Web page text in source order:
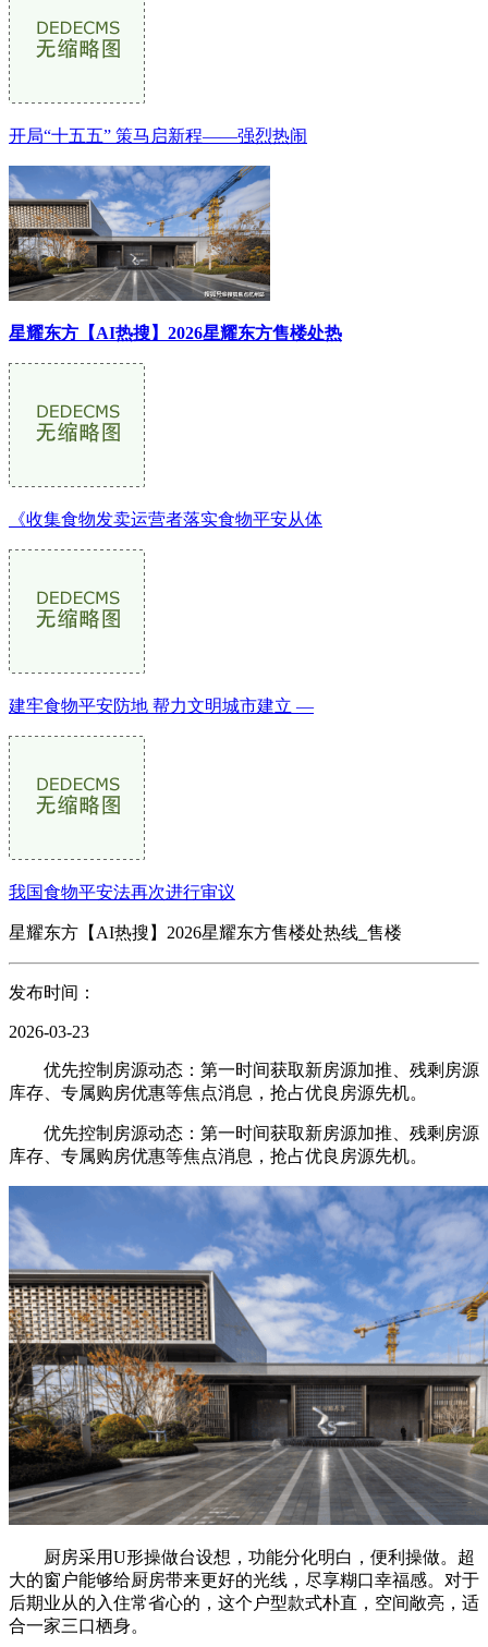
开局“十五五” 策马启新程——强烈热闹
星耀东方【AI热搜】2026星耀东方售楼处热
《收集食物发卖运营者落实食物平安从体
建牢食物平安防地 帮力文明城市建立 —
我国食物平安法再次进行审议
星耀东方【AI热搜】2026星耀东方售楼处热线_售楼
发布时间：
2026-03-23
优先控制房源动态：第一时间获取新房源加推、残剩房源
库存、专属购房优惠等焦点消息，抢占优良房源先机。
优先控制房源动态：第一时间获取新房源加推、残剩房源
库存、专属购房优惠等焦点消息，抢占优良房源先机。
厨房采用U形操做台设想，功能分化明白，便利操做。超
大的窗户能够给厨房带来更好的光线，尽享糊口幸福感。对于
后期业从的入住常省心的，这个户型款式朴直，空间敞亮，适
合一家三口栖身。